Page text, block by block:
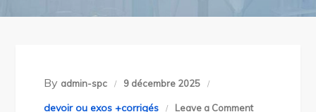
By admin-spc 9 décembre 2025
devoir ou exos +corrigés Leave a Commenton